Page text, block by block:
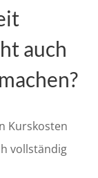
auch
Kurskosten
vollständig